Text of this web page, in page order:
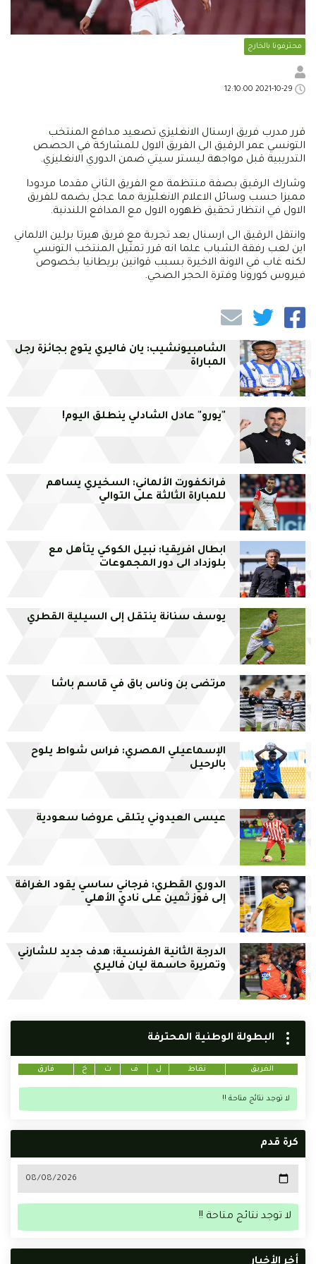
محترفونا بالخارج
قرر مدرب فريق ارسنال الانغليزي تصعيد مدافع المنتخب
التونسي عمر الرقيق الى الفريق الاول للمشاركة في الحصص
التدريبية قبل مواجهة ليستر سيتي ضمن الدوري الانغليزي.
وشارك الرقيق بصفة منتظمة مع الفريق الثاني مقدما مردودا
مميزا حسب وسائل الاعلام الانغليزية مما عجل بضمه للفريق
الاول في انتظار تحقيق ظهوره الاول مع المدافع اللندنية.
وانتقل الرقيق الى ارسنال بعد تجربة مع فريق هيرتا برلين الالماني
اين لعب رفقة الشباب علما انه قرر تمثيل المنتخب التونسي
لكنه غاب في الاونة الاخيرة بسبب قوانين بريطانيا بخصوص
فيروس كورونا وفترة الحجر الصحي.
الشامبيونشيب: يان فاليري يتوج بجائزة رجل
المباراة
"يورو" عادل الشادلي ينطلق اليوم!
فرانكفورت الألماني: السخيري يساهم
للمباراة الثالثة على التوالي
ابطال افريقيا: نبيل الكوكي يتأهل مع
بلوزداد الى دور المجموعات
يوسف سنانة ينتقل إلى السيلية القطري
مرتضى بن وناس باق في قاسم باشا
الإسماعيلي المصري: فراس شواط يلوح
بالرحيل
عيسى العيدوني يتلقى عروضا سعودية
الدوري القطري: فرجاني ساسي يقود الغرافة
إلى فوز ثمين على نادي الأهلي
الدرجة الثانية الفرنسية: هدف جديد للشارني
وتمريرة حاسمة ليان فاليري
البطولة الوطنية المحترفة
الفريق نقاط ل ف ت خ فارق
لا توجد نتائج متاحة !!
كرة قدم
لا توجد نتائج متاحة !!